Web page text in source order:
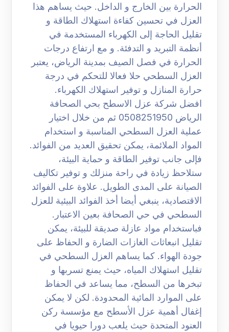
الحرارة بين الخارج و الداخل. حيث يساهم هذا
العزل في تحسين كفاءة استهلاك الطاقة و
تقليل الحاجة إلى الكهرباء المستخدمة في
أنظمة التبريد و التدفئة. و مع ارتفاع درجات
الحرارة في فصل الصيف بمدينة الرياض، يعتبر
العزل السطحي حلا فعالا للتحكم في درجة
حرارة المنازل و توفير استهلاك الكهرباء.
افضل شركة عزل الاسطح بحي الصحافة
الرياض 0508251950 ثم من خلال اختيار
عملية العزل السطحي المناسبة و استخدام
المواد الملائمة، يمكن تحقيق العديد من الفوائد.
فإلى جانب توفير الطاقة و حماية البيئة،
ستلاحظ زيادة في راحة منزلك و توفير تكاليف
الصيانة على المدى الطويل. علاوة على الفوائد
الاقتصادية، ينبغي أيضا أخذ الفوائد البيئية للعزل
السطحي في حي الصحافة بعين الاعتبار.
فباستخدام مواد عازلة صديقة للبيئة، يمكن
تقليل انبعاثات الغازات الضارة و الحفاظ على
جودة الهواء. كما يساهم العزل السطحي في
تقليل استهلاك المياه، حيث يمنع تسربها و
تبخرها من السطح، مما يساعد في الحفاظ
على الموارد المائية المحدودة. لكن لا يمكن
إغفال أهمية عزل الأسطح مع مؤسسة ركن
العنود المتحدة حيث يلعب دورا حيويا في